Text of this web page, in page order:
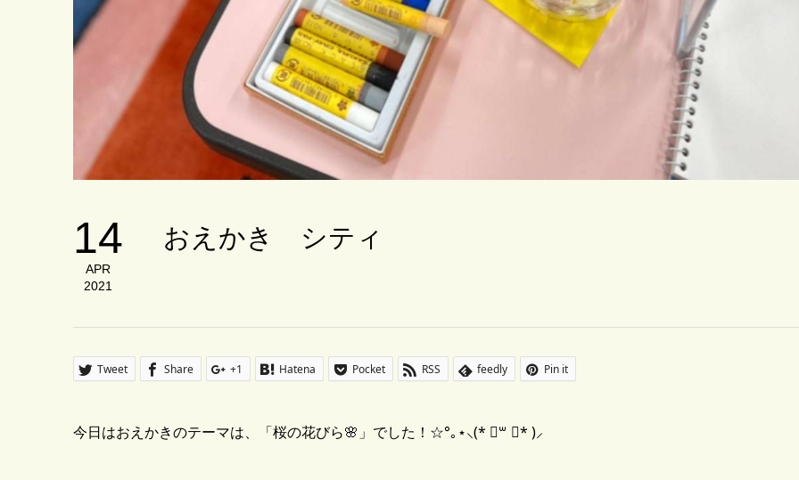
14
APR
2021
おえかき シティ
Tweet Share +1 Hatena Pocket RSS feedly Pin it
今日はおえかきのテーマは、「桜の花びら🌸」でした！☆°｡⋆⸜(* ॑꒳ ॑* )⸝